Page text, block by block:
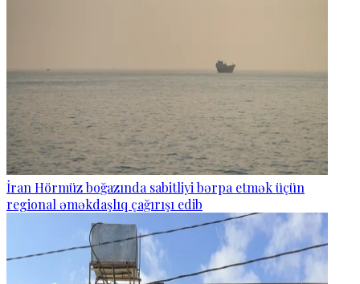
İran Hörmüz boğazında sabitliyi bərpa etmək üçün
regional əməkdaşlıq çağırışı edib